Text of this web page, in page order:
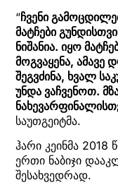
“ჩვენი
მატჩები
ნიშანია. იყო
მოგვაყენა,
შეგვძინა, ხვალ
უნდა ვაჩვენოთ.
საუთგეიტმა.
ჰარი კეინმა 2018
ერთი ნაბიჯი
შესახვედრად.